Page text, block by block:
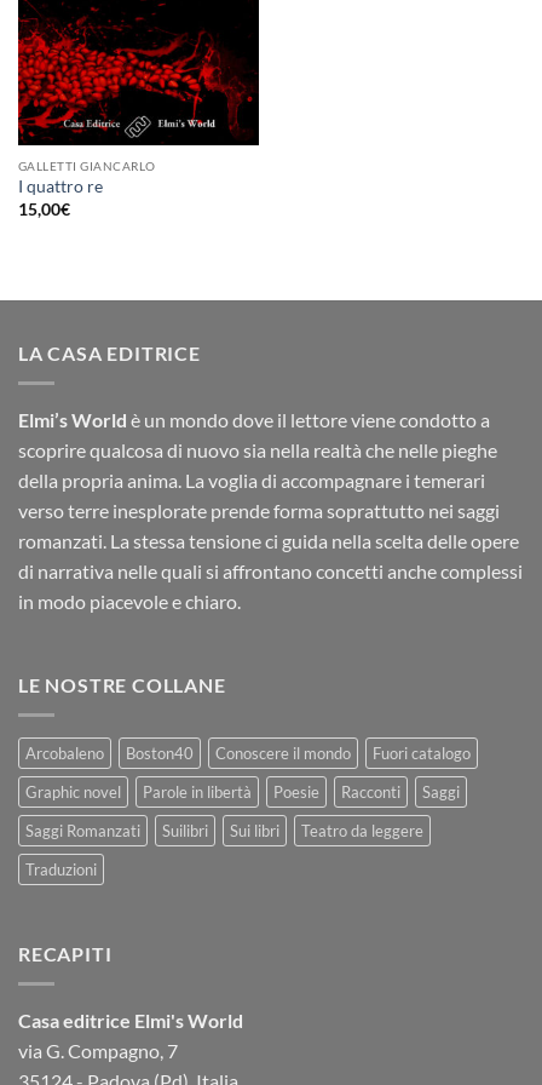
GALLETTI GIANCARLO
I quattro re
15,00€
LA CASA EDITRICE
Elmi’s World è un mondo dove il lettore viene condotto a
scoprire qualcosa di nuovo sia nella realtà che nelle pieghe
della propria anima. La voglia di accompagnare i temerari
verso terre inesplorate prende forma soprattutto nei saggi
romanzati. La stessa tensione ci guida nella scelta delle opere
di narrativa nelle quali si affrontano concetti anche complessi
in modo piacevole e chiaro.
LE NOSTRE COLLANE
Arcobaleno Boston40 Conoscere il mondo
Fuori catalogo
Graphic novel
Parole in libertà Poesie Racconti
Saggi
Saggi Romanzati
Suilibri Sui libri
Teatro da leggere
Traduzioni
RECAPITI
Casa editrice Elmi's World
via G. Compagno, 7
35124 - Padova (Pd), Italia